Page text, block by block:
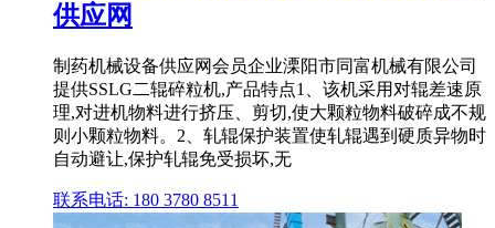
供应网
制药机械设备供应网会员企业溧阳市同富机械有限公司
提供SSLG二辊碎粒机,产品特点1、该机采用对辊差速原
理,对进机物料进行挤压、剪切,使大颗粒物料破碎成不规
则小颗粒物料。2、轧辊保护装置使轧辊遇到硬质异物时
自动避让,保护轧辊免受损坏,无
联系电话: 180 3780 8511